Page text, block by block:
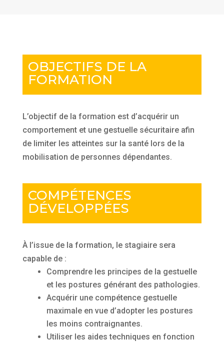
OBJECTIFS DE LA
FORMATION
L’objectif de la formation est d’acquérir un
comportement et une gestuelle sécuritaire afin
de limiter les atteintes sur la santé lors de la
mobilisation de personnes dépendantes.
COMPÉTENCES
DÉVELOPPÉES
À l’issue de la formation, le stagiaire sera
capable de :
Comprendre les principes de la gestuelle
et les postures générant des pathologies.
Acquérir une compétence gestuelle
maximale en vue d’adopter les postures
les moins contraignantes.
Utiliser les aides techniques en fonction